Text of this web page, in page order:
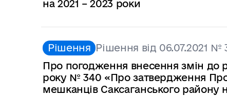
на 2021 – 2023 роки
Рішення Рішення від 06.07.2021 №
Про погодження внесення змін до
року № 340 «Про затвердження
мешканців Саксаганського району